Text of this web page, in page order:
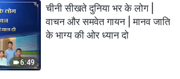
6:49
चीनी सीखते दुनिया भर के लोग |
वाचन और समवेत गायन | मानव जाति
के भाग्य की ओर ध्यान दो